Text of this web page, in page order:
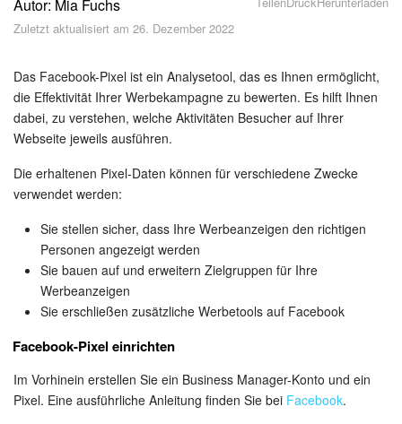
Sicherheit
Feed
Abonnement
Aufgaben und Projekte
KI-Projekte
Messenger
Collabs
Kalender
Autor: Mia Fuchs
Zuletzt aktualisiert am 26. Dezember 2022
Das Facebook-Pixel ist ein Analysetool, das es Ihnen ermöglicht,
die Effektivität Ihrer Werbekampagne zu bewerten. Es hilft Ihnen
dabei, zu verstehen, welche Aktivitäten Besucher auf Ihrer
Webseite jeweils ausführen.
Die erhaltenen Pixel-Daten können für verschiedene Zwecke
verwendet werden:
Sie stellen sicher, dass Ihre Werbeanzeigen den richtigen
Personen angezeigt werden
Sie bauen auf und erweitern Zielgruppen für Ihre
Werbeanzeigen
Sie erschließen zusätzliche Werbetools auf Facebook
Facebook-Pixel einrichten
Im Vorhinein erstellen Sie ein Business Manager-Konto und ein
Pixel. Eine ausführliche Anleitung finden Sie bei Facebook.